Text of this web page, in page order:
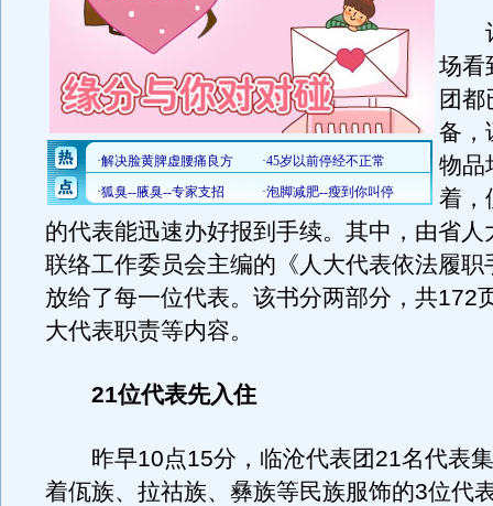
记
场看
团
备，
物品
着，
的代表能迅速办好报到手续。其中，由省人
联络工作委员会主编的《人大代表依法履职
放给了每一位代表。该书分两部分，共172
大代表职责等内容。
21位代表先入住
昨早10点15分，临沧代表团21名代表
着佤族、拉祜族、彝族等民族服饰的3位代